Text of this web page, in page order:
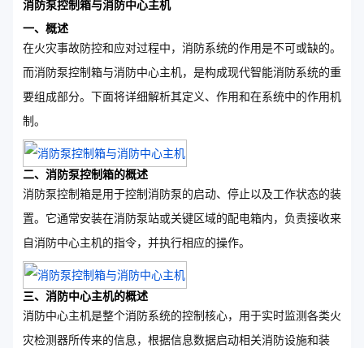
消防泵控制箱与消防中心主机
一、概述
在火灾事故防控和应对过程中，消防系统的作用是不可或缺的。
而消防泵控制箱与消防中心主机，是构成现代智能消防系统的重
要组成部分。下面将详细解析其定义、作用和在系统中的作用机
制。
二、消防泵控制箱的概述
消防泵控制箱是用于控制消防泵的启动、停止以及工作状态的装
置。它通常安装在消防泵站或关键区域的配电箱内，负责接收来
自消防中心主机的指令，并执行相应的操作。
三、消防中心主机的概述
消防中心主机是整个消防系统的控制核心，用于实时监测各类火
灾检测器所传来的信息，根据信息数据启动相关消防设施和装